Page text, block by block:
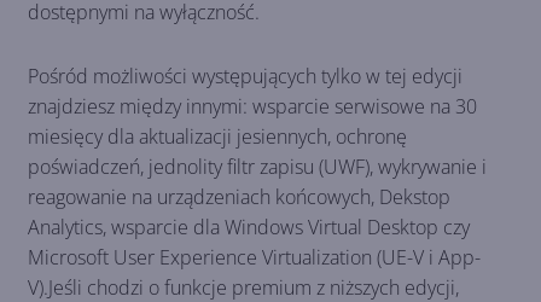
dostępnymi na wyłączność.
Pośród możliwości występujących tylko w tej edycji
znajdziesz między innymi: wsparcie serwisowe na 30
miesięcy dla aktualizacji jesiennych, ochronę
poświadczeń, jednolity filtr zapisu (UWF), wykrywanie i
reagowanie na urządzeniach końcowych, Dekstop
Analytics, wsparcie dla Windows Virtual Desktop czy
Microsoft User Experience Virtualization (UE-V i App-
V).Jeśli chodzi o funkcje premium z niższych edycji,